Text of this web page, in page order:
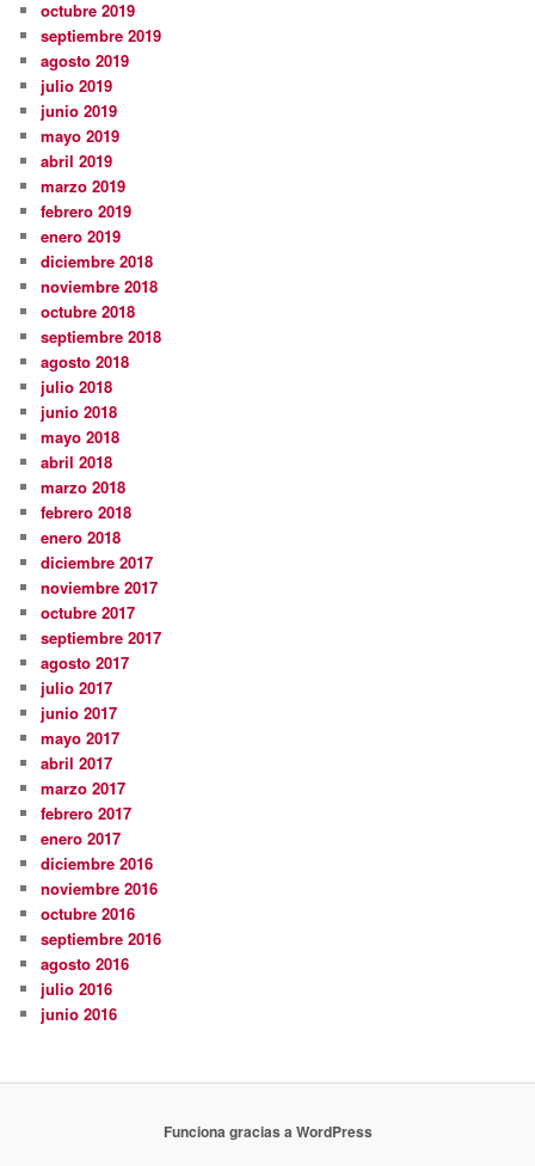
octubre 2019
septiembre 2019
agosto 2019
julio 2019
junio 2019
mayo 2019
abril 2019
marzo 2019
febrero 2019
enero 2019
diciembre 2018
noviembre 2018
octubre 2018
septiembre 2018
agosto 2018
julio 2018
junio 2018
mayo 2018
abril 2018
marzo 2018
febrero 2018
enero 2018
diciembre 2017
noviembre 2017
octubre 2017
septiembre 2017
agosto 2017
julio 2017
junio 2017
mayo 2017
abril 2017
marzo 2017
febrero 2017
enero 2017
diciembre 2016
noviembre 2016
octubre 2016
septiembre 2016
agosto 2016
julio 2016
junio 2016
Funciona gracias a WordPress